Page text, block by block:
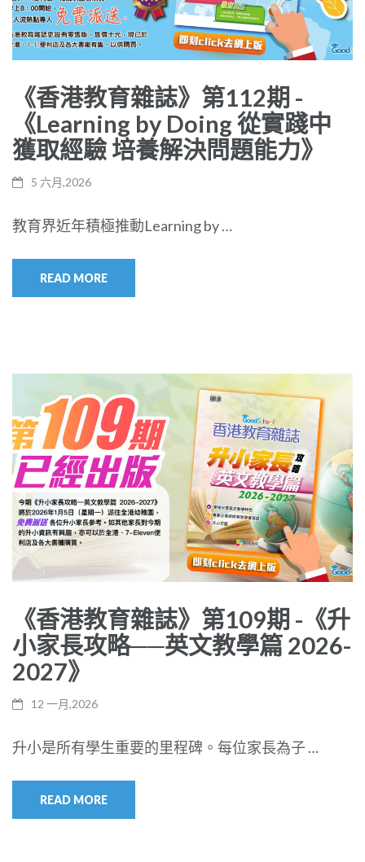
《香港教育雜誌》第112期 -
《Learning by Doing 從實踐中
獲取經驗 培養解決問題能力》
5 六月,2026
教育界近年積極推動Learning by …
READ MORE
《香港教育雜誌》第109期 -《升
小家長攻略──英文教學篇 2026-
2027》
12 一月,2026
升小是所有學生重要的里程碑。每位家長為子 …
READ MORE